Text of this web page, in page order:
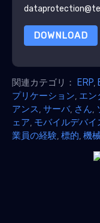
DOWNLOAD
関連カテゴリ： ERP
プリケーション エン
アンス サーバ, さん
ェア モバイルデバイ
業員の経験 標的 機